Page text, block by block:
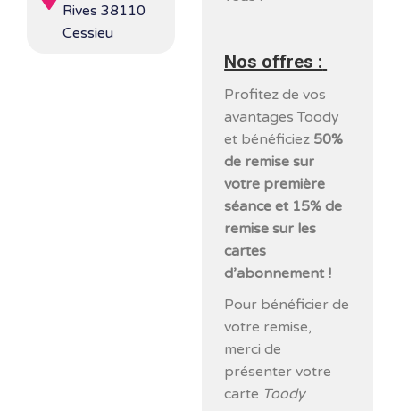
Rives 38110
Cessieu
Nos offres :
Profitez de vos
avantages Toody
et bénéficiez 50%
de remise sur
votre première
séance et 15% de
remise sur les
cartes
d’abonnement !
Pour bénéficier de
votre remise,
merci de
présenter votre
carte Toody